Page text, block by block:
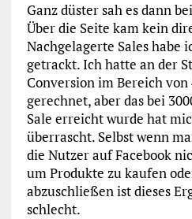
Ganz düster sah es dann
Über die Seite kam kein
Nachgelagerte Sales habe
getrackt. Ich hatte an der
Conversion im Bereich von
gerechnet, aber das bei
Sale erreicht wurde hat
überrascht. Selbst wenn
die Nutzer auf Facebook
um Produkte zu kaufen
abzuschließen ist dieses
schlecht.